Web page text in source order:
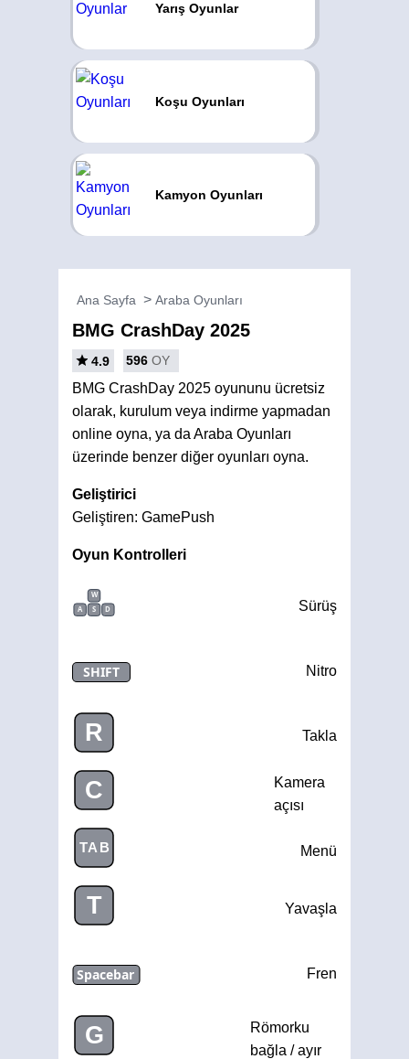
Yarış Oyunlar
Koşu Oyunları
Kamyon Oyunları
Ana Sayfa Araba Oyunları
BMG CrashDay 2025
4.9 596 OY
BMG CrashDay 2025 oyununu ücretsiz
olarak, kurulum veya indirme yapmadan
online oyna, ya da Araba Oyunları
üzerinde benzer diğer oyunları oyna.
Geliştirici
Geliştiren: GamePush
Oyun Kontrolleri
W
A
S D Sürüş
SHIFT Nitro
R Takla
C
Kamera
açısı
TAB Menü
T Yavaşla
Spacebar Fren
G
Römorku
bağla / ayır